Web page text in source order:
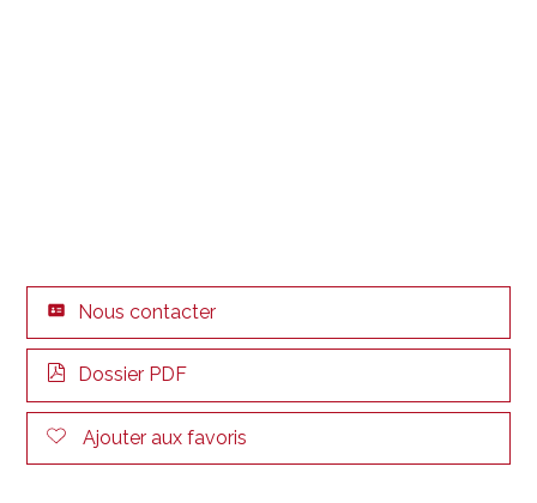
Nous contacter
Dossier PDF
Ajouter aux favoris